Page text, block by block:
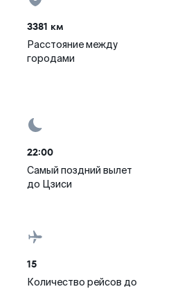
3381 км
Расстояние между
городами
22:00
Самый поздний вылет
до Цзиси
15
Количество рейсов до